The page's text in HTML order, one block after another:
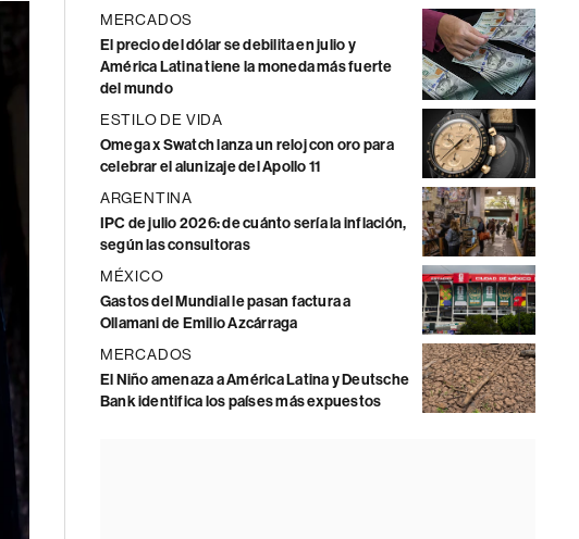
MERCADOS
El precio del dólar se debilita en julio y
América Latina tiene la moneda más fuerte
del mundo
ESTILO DE VIDA
Omega x Swatch lanza un reloj con oro para
celebrar el alunizaje del Apollo 11
ARGENTINA
IPC de julio 2026: de cuánto sería la inflación,
según las consultoras
MÉXICO
Gastos del Mundial le pasan factura a
Ollamani de Emilio Azcárraga
MERCADOS
El Niño amenaza a América Latina y Deutsche
Bank identifica los países más expuestos